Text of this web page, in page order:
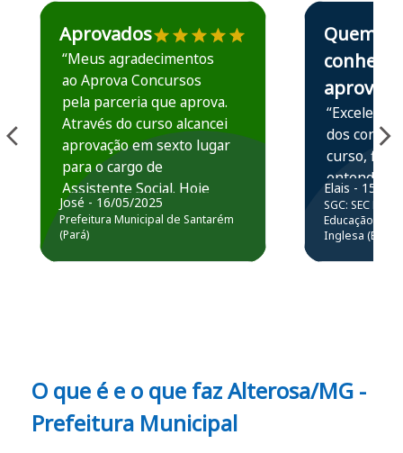
Estudante José recomenda o Aprova Concursos em
Aprovados
“Meus agradecimentos
ao Aprova Concursos
pela parceria que aprova.
Através do curso alcancei
aprovação em sexto lugar
para o cargo de
Assistente Social. Hoje
estou atuando na
Prefeitura de Santarém.
José - 16/05/2025
Prefeitura Municipal de Santarém
(Pará)
Estudante Elais
Quem
conhece,
aprova
“Excelente
dos
curso,
entender e
prática
resolução
questões.”
Elais - 15/07/
SGC: SEC BA
Educação
Inglesa (Edital
O que é e o que faz Alterosa/MG -
Prefeitura Municipal